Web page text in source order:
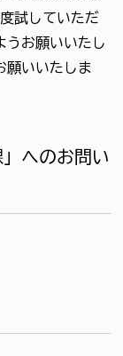
試していただ
うお願いいたし
願いいたしま
へのお問い